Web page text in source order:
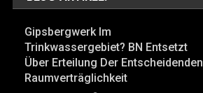
Gipsbergwerk Im
Trinkwassergebiet? BN Entsetzt
Über Erteilung Der Entscheidenden
Raumverträglichkeit